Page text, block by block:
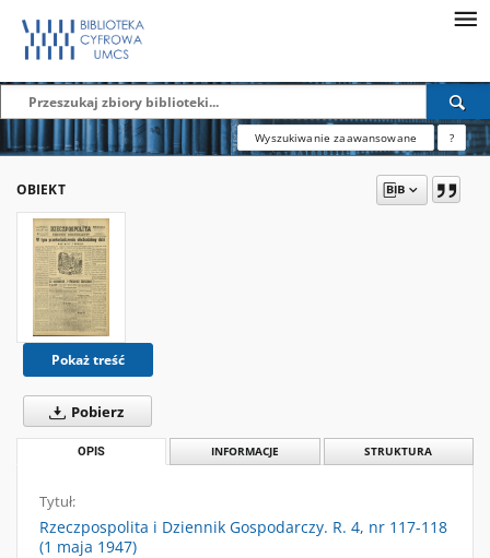
Wyszukiwanie zaawansowane ?
OBIEKT
Pokaż treść
Pobierz
OPIS INFORMACJE STRUKTURA
Tytuł:
Rzeczpospolita i Dziennik Gospodarczy. R. 4, nr 117-118
(1 maja 1947)